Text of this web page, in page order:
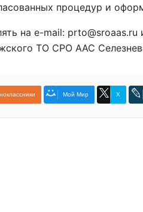
процедур и
на e-mail: prto@sroaas.ru
ТО СРО ААС
Мой Мир X